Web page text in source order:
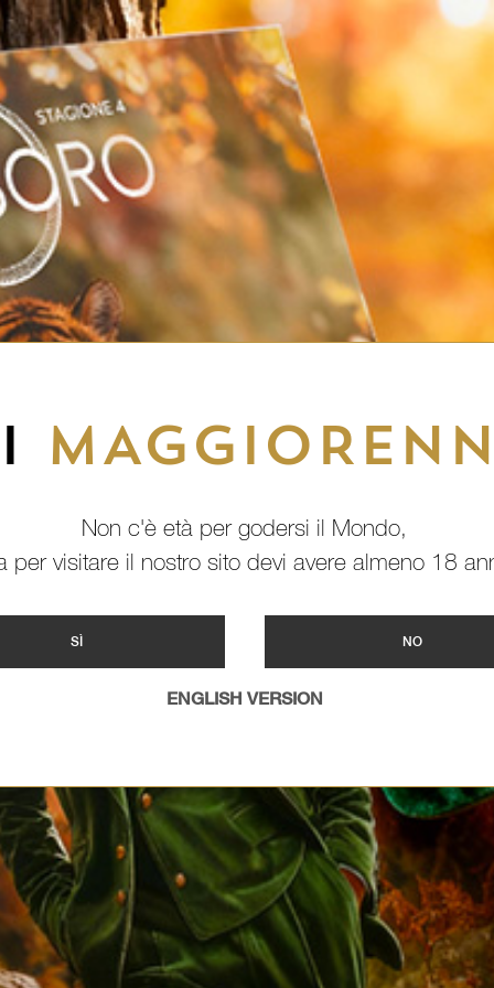
Non c'è età per godersi il Mondo,
per visitare il nostro sito devi avere almeno 18
SÌ NO
ENGLISH VERSION